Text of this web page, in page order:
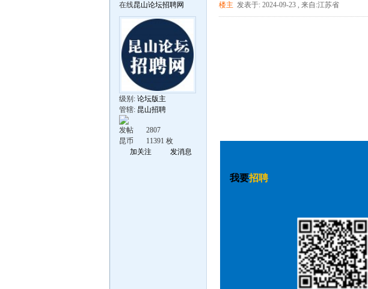
在线昆山论坛招聘网
级别: 论坛版主
管辖: 昆山招聘
发帖
2807
昆币
11391 枚
加关注
发消息
楼主 发表于: 2024-09-23 , 来自:江苏省
我要招聘